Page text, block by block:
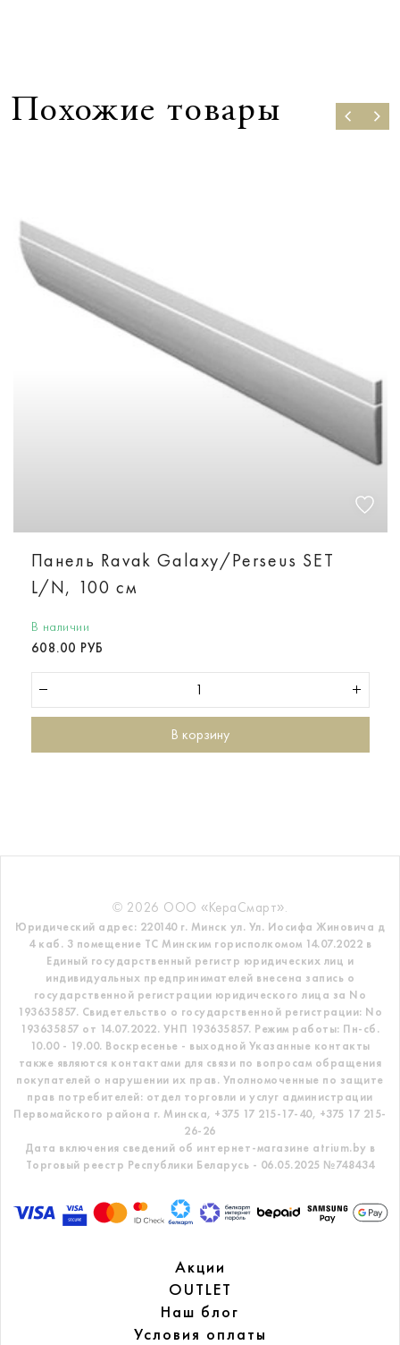
Похожие товары
Панель Ravak Galaxy/Perseus SET
L/N, 100 см
В наличии
608.00 РУБ
В корзину
© 2026 ООО «КераСмарт».
Юридический адрес: 220140 г. Минск ул. Ул. Иосифа Жиновича д
4 каб. 3 помещение ТС Минским горисполкомом 14.07.2022 в
Единый государственный регистр юридических лиц и
индивидуальных предпринимателей внесена запись о
государственной регистрации юридического лица за No
193635857. Свидетельство о государственной регистрации: No
193635857 от 14.07.2022. УНП 193635857. Режим работы: Пн-сб.
10.00 - 19.00. Воскресенье - выходной Указанные контакты
также являются контактами для связи по вопросам обращения
покупателей о нарушении их прав. Уполномоченные по защите
прав потребителей: отдел торговли и услуг администрации
Первомайского района г. Минска, +375 17 215-17-40, +375 17 215-
26-26
Дата включения сведений об интернет-магазине atrium.by в
Торговый реестр Республики Беларусь - 06.05.2025 №748434
Акции
OUTLET
Наш блог
Условия оплаты